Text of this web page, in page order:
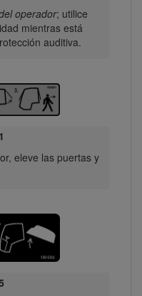
operador; utilice
mientras está
auditiva.
eleve las puertas y